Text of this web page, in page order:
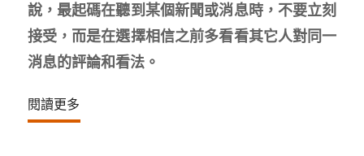
說，最起碼在聽到某個新聞或消息時，不要立刻
接受，而是在選擇相信之前多看看其它人對同一
消息的評論和看法。
閱讀更多